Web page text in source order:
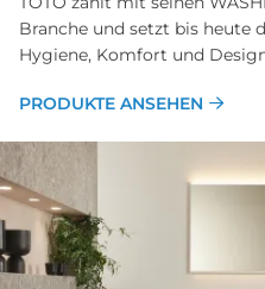
Branche und setzt bis heute
Hygiene, Komfort und
PRODUKTE ANSEHEN